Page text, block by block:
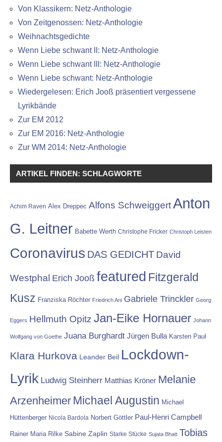
Von Klassikern: Netz-Anthologie
Von Zeitgenossen: Netz-Anthologie
Weihnachtsgedichte
Wenn Liebe schwant II: Netz-Anthologie
Wenn Liebe schwant III: Netz-Anthologie
Wenn Liebe schwant: Netz-Anthologie
Wiedergelesen: Erich Jooß präsentiert vergessene
Lyrikbände
Zur EM 2012
Zur EM 2016: Netz-Anthologie
Zur WM 2014: Netz-Anthologie
ARTIKEL FINDEN: SCHLAGWORTE
Achim Raven Alex Dreppec Alfons SchweiggertAnton
G. Leitner Babette Werth Christophe Fricker Christoph Leisten
Coronavirus DAS GEDICHT David
Westphal Erich Jooß featured Fitzgerald
Kusz Franziska Röchter Friedrich Ani Gabriele Trinckler Georg
Eggers Hellmuth Opitz Jan-Eike Hornauer Johann
Wolfgang von Goethe Juana Burghardt Jürgen Bulla Karsten Paul
Klara Hurkova Leander Beil Lockdown-
Lyrik Ludwig Steinherr Matthias Kröner Melanie
Arzenheimer Michael Augustin Michael
Hüttenberger Nicola Bardola Norbert Göttler Paul-Henri Campbell
Rainer Maria Rilke Sabine Zaplin Starke Stücke Sujata Bhatt Tobias